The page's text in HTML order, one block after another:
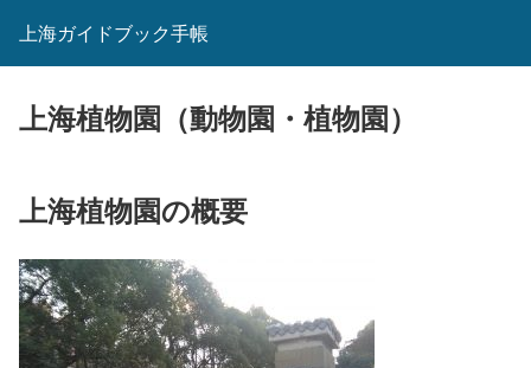
上海ガイドブック手帳
上海植物園（動物園・植物園）
上海植物園の概要